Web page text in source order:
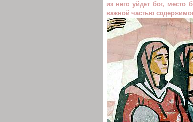
из него уйдет бог, место
важной частью